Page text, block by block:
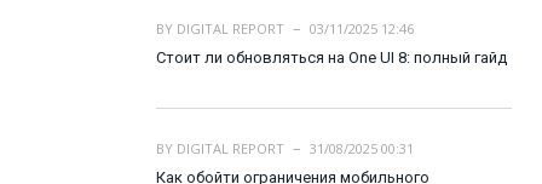
BY DIGITAL REPORT
03/11/2025 12:46
Стоит ли обновляться на One UI 8: полный гайд
BY DIGITAL REPORT
31/08/2025 00:31
Как обойти ограничения мобильного